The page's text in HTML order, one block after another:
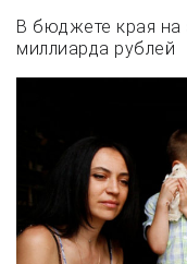
В бюджете края на
миллиарда рублей